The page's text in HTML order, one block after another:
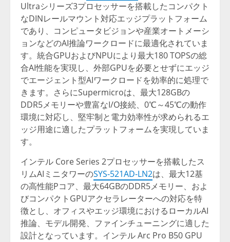
Ultraシリーズ3プロセッサーを搭載したコンパクト
なDINレールマウント対応エッジプラットフォーム
であり、コンピュータビジョンや産業オートメーシ
ョンなどのAI推論ワークロードに最適化されていま
す。統合GPUおよびNPUにより最大180 TOPSの総
合AI性能を実現し、外部GPUを必要とせずにエッジ
でエージェント型AIワークロードを効率的に処理で
きます。さらにSupermicroは、最大128GBの
DDR5メモリーや豊富なI/O接続、0℃～45℃の動作
環境に対応し、堅牢制と電力効率性が求められるエ
ッジ用途に適したプラットフォームを実現していま
す。
インテル Core Series 2プロセッサーを搭載したス
リムAIミニタワーのSYS-521AD-LN2は、最大12基
の高性能Pコア、最大64GBのDDR5メモリー、およ
びコンパクトGPUアクセラレーターへの対応を特
徴とし、オフィスやエッジ環境におけるローカルAI
推論、モデル開発、ファインチューニングに適した
設計となっています。インテル Arc Pro B50 GPU